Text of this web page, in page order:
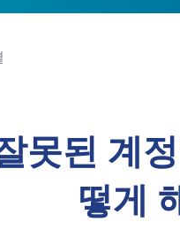
못된 계
떻게